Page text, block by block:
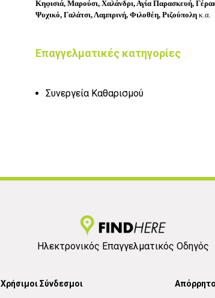
Κηφισιά, Μαρούσι, Χαλάνδρι, Αγία Παρασκευή,
Ψυχικό, Γαλάτσι, Λαμπρινή, Φιλοθέη, Ριζούπολη κ.α.
Επαγγελματικές κατηγορίες
Συνεργεία Καθαρισμού
Ηλεκτρονικός Επαγγελματικός Οδηγός
Χρήσιμοι Σύνδεσμοι
Απόρρητο